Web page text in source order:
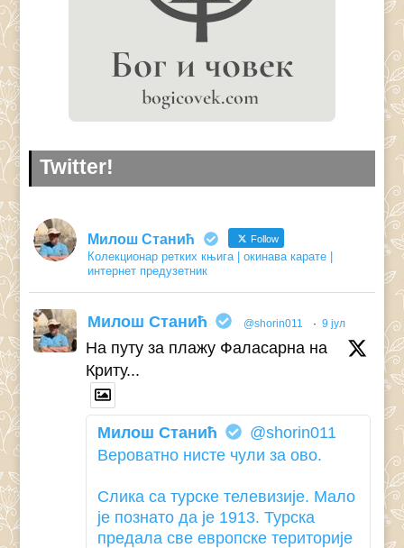
Twitter!
Милош Станић Follow
Колекционар ретких књига | окинава карате |
интернет предузетник
Милош Станић @shorin011 · 9 јул
На путу за плажу Фаласарна на
Криту...
Милош Станић
@shorin011
Вероватно нисте чули за ово.
Слика са турске телевизије. Мало
је познато да је 1913. Турска
предала све европске територије